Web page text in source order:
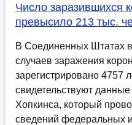
Число заразившихся
превысило 213 тыс.
В Соединенных Штатах
случаев заражения
зарегистрировано 4757
свидетельствуют
Хопкинса, который
сведений федеральных